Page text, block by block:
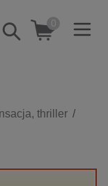
Pokaż/schowaj
wyszukiwarkę
0
thriller